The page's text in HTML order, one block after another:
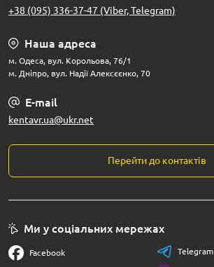
+38 (095) 336-37-47 (Viber, Telegram)
Наша адреса
м. Одеса, вул. Корольова, 76/1
м. Дніпро, вул. Надії Алексєєнко, 70
E-mail
kentavr.ua@ukr.net
Перейти до контактів
Ми у соціальних мережах
Facebook Telegram